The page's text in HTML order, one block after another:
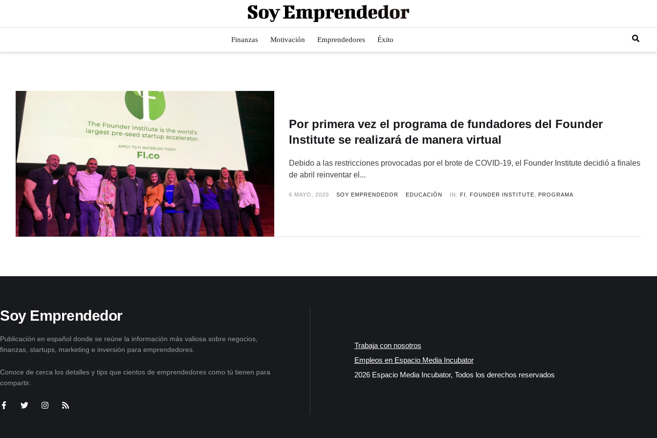
Finanzas Motivación Emprendedores Éxito
Por primera vez el programa de fundadores del Founder
Institute se realizará de manera virtual
Debido a las restricciones provocadas por el brote de COVID-19, el Founder Institute decidió a finales
de abril reinventar el...
6 MAYO, 2020 SOY EMPRENDEDOR EDUCACIÓN IN: FI FOUNDER INSTITUTE PROGRAMA
Soy Emprendedor
Publicación en español donde se reúne la información más valiosa sobre negocios,
finanzas, startups, marketing e inversión para emprendedores.
Conoce de cerca los detalles y tips que cientos de emprendedores como tú tienen para
compartir.
Trabaja con nosotros
Empleos en Espacio Media Incubator
2026 Espacio Media Incubator, Todos los derechos reservados